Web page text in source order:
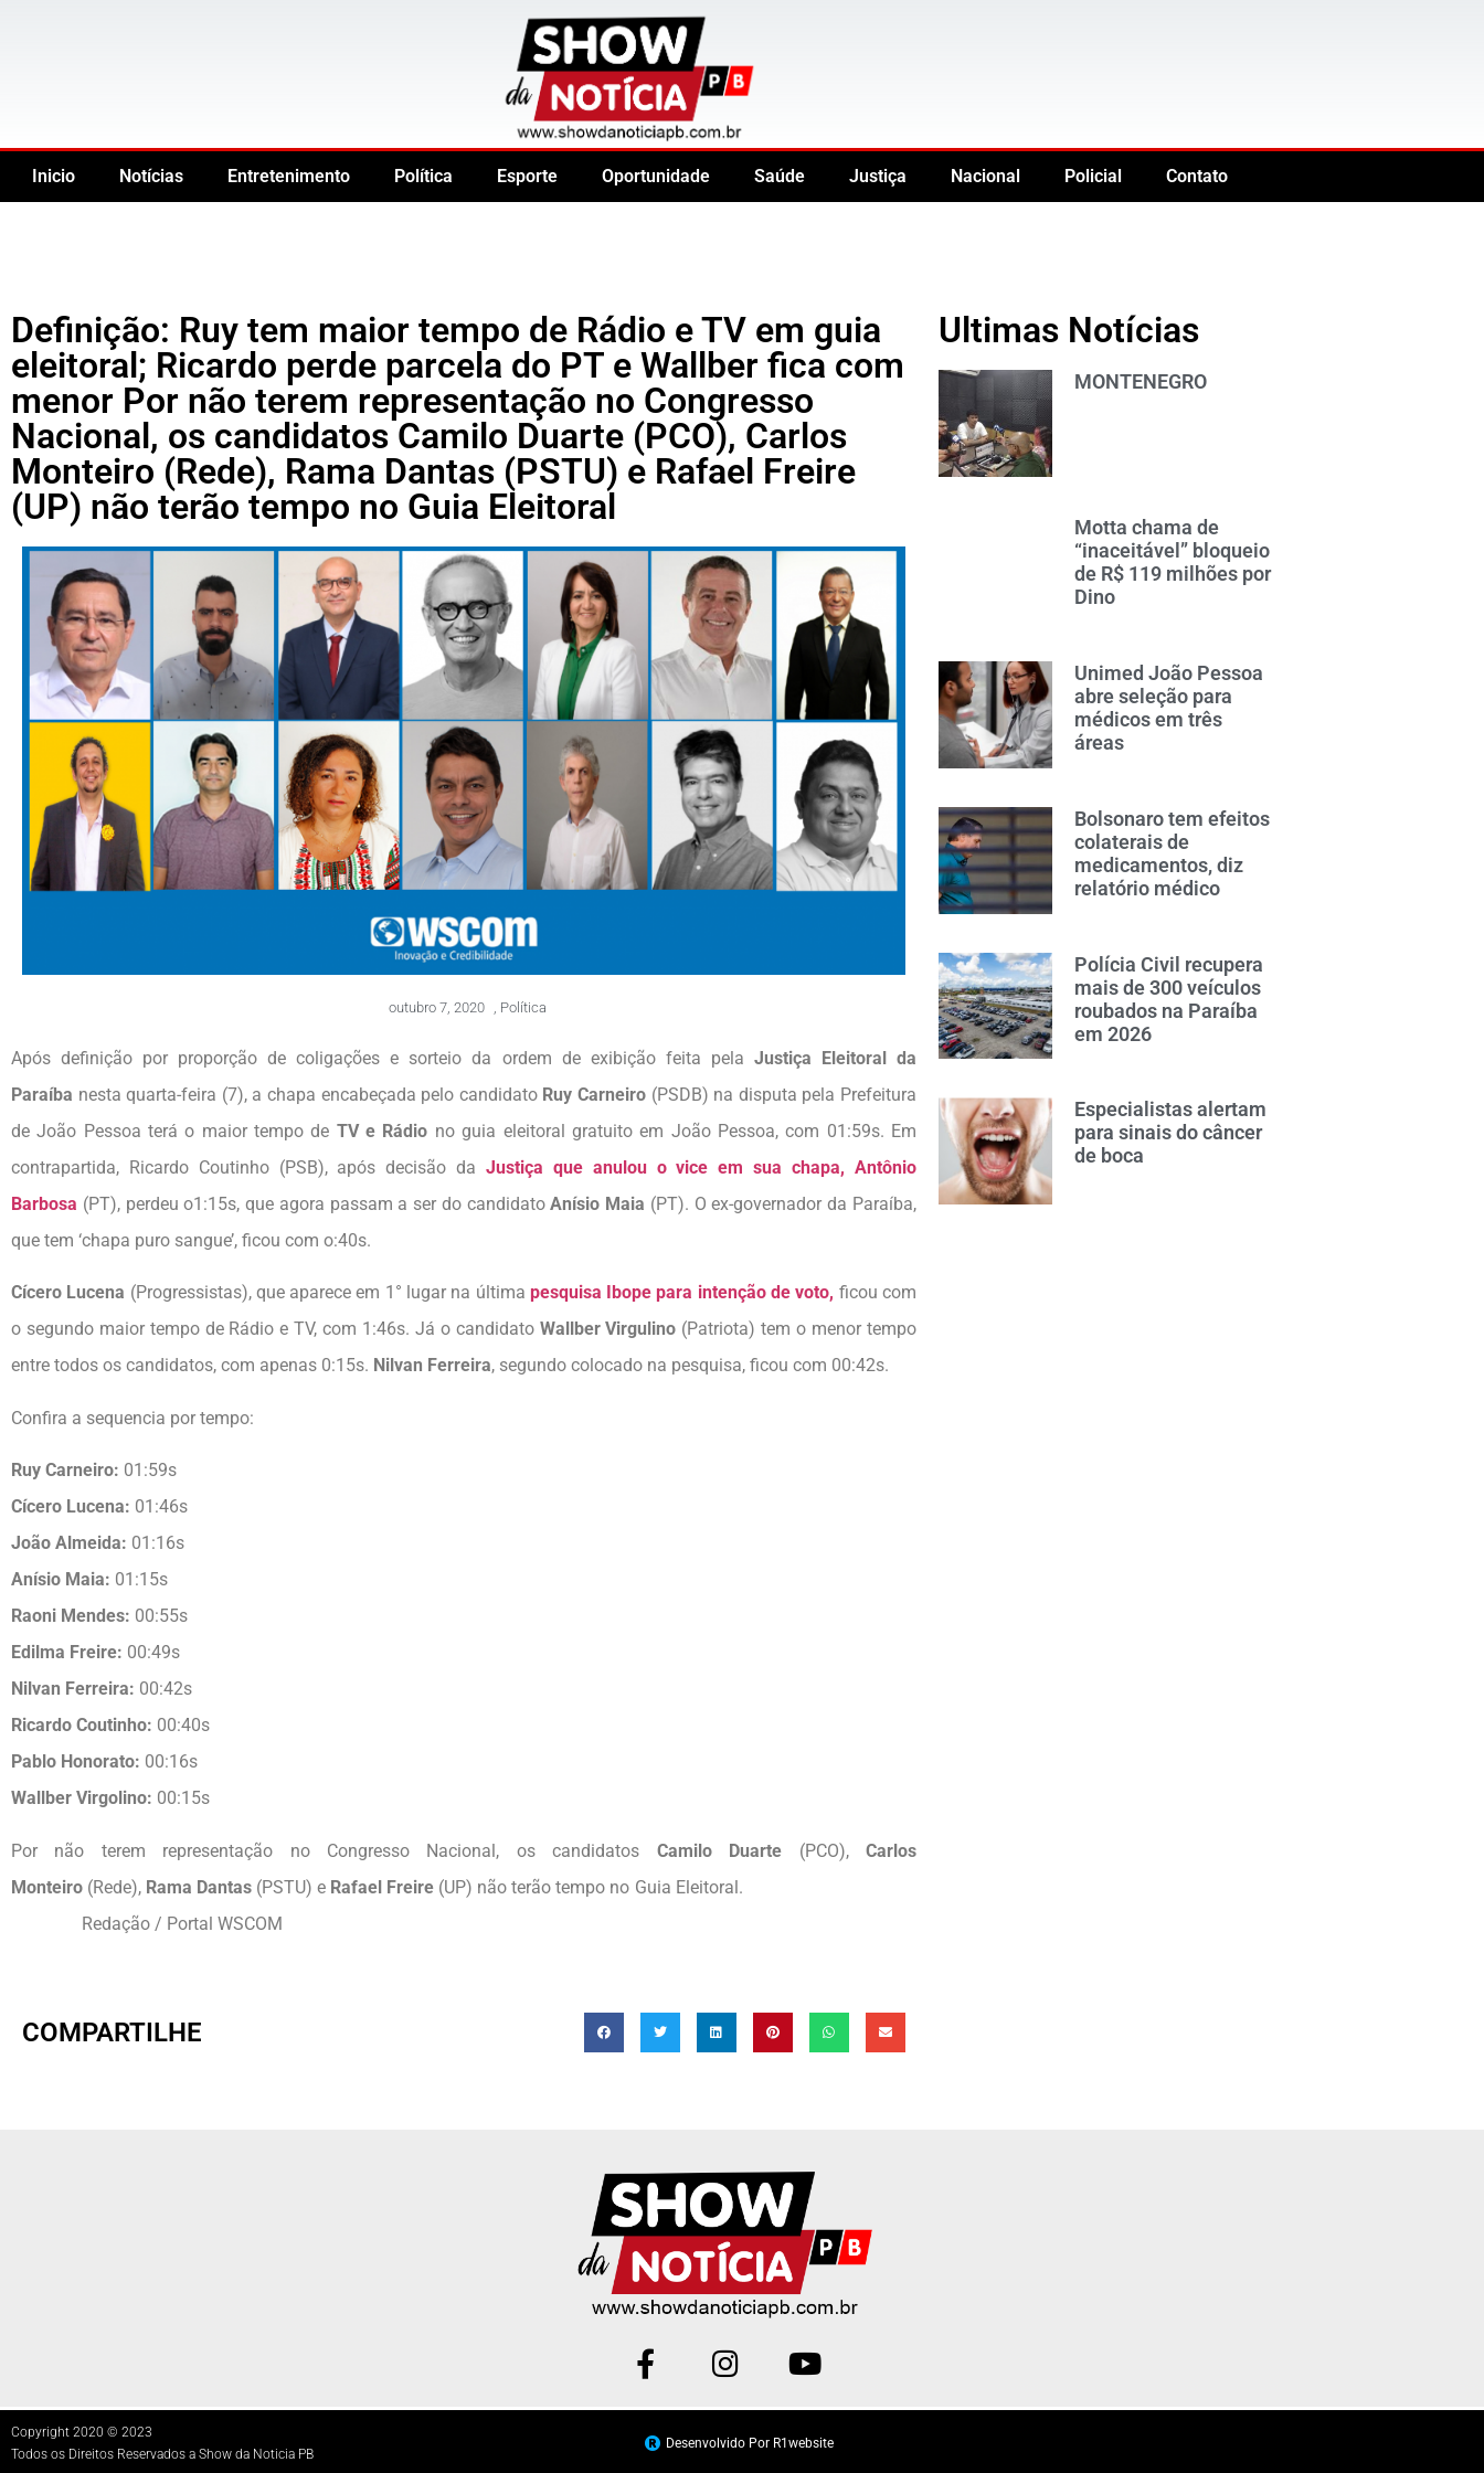
Inicio Notícias Entretenimento Política Esporte Oportunidade Saúde Justiça Nacional Policial Contato
Definição: Ruy tem maior tempo de Rádio e TV em guia
eleitoral; Ricardo perde parcela do PT e Wallber fica com
menor Por não terem representação no Congresso
Nacional, os candidatos Camilo Duarte (PCO), Carlos
Monteiro (Rede), Rama Dantas (PSTU) e Rafael Freire
(UP) não terão tempo no Guia Eleitoral
outubro 7, 2020 , Política
Após definição por proporção de coligações e sorteio da ordem de exibição feita pela Justiça Eleitoral da
Paraíba nesta quarta-feira (7), a chapa encabeçada pelo candidato Ruy Carneiro(PSDB) na disputa pela Prefeitura
de João Pessoa terá o maior tempo de TV e Rádio no guia eleitoral gratuito em João Pessoa, com 01:59s. Em
contrapartida, Ricardo Coutinho (PSB), após decisão daJustiça que anulou o vice em sua chapa, Antônio
Barbosa (PT), perdeu o1:15s, que agora passam a ser do candidatoAnísio Maia (PT). O ex-governador da Paraíba,
que tem ‘chapa puro sangue’, ficou com o:40s.
Cícero Lucena (Progressistas), que aparece em 1° lugar na última pesquisa Ibope para intenção de voto, ficou com
o segundo maior tempo de Rádio e TV, com 1:46s. Já o candidato Wallber Virgulino (Patriota) tem o menor tempo
entre todos os candidatos, com apenas 0:15s. Nilvan Ferreira, segundo colocado na pesquisa, ficou com 00:42s.
Confira a sequencia por tempo:
Ruy Carneiro: 01:59s
Cícero Lucena: 01:46s
João Almeida: 01:16s
Anísio Maia: 01:15s
Raoni Mendes: 00:55s
Edilma Freire: 00:49s
Nilvan Ferreira: 00:42s
Ricardo Coutinho: 00:40s
Pablo Honorato: 00:16s
Wallber Virgolino: 00:15s
Por não terem representação no Congresso Nacional, os candidatos Camilo Duarte (PCO), Carlos
Monteiro (Rede), Rama Dantas (PSTU) e Rafael Freire (UP) não terão tempo no Guia Eleitoral.
Redação / Portal WSCOM
COMPARTILHE
Ultimas Notícias
MONTENEGRO
Motta chama de
“inaceitável” bloqueio
de R$ 119 milhões por
Dino
Unimed João Pessoa
abre seleção para
médicos em três
áreas
Bolsonaro tem efeitos
colaterais de
medicamentos, diz
relatório médico
Polícia Civil recupera
mais de 300 veículos
roubados na Paraíba
em 2026
Especialistas alertam
para sinais do câncer
de boca
Copyright 2020 © 2023
Todos os Direitos Reservados a Show da Noticia PB
Desenvolvido Por R1website